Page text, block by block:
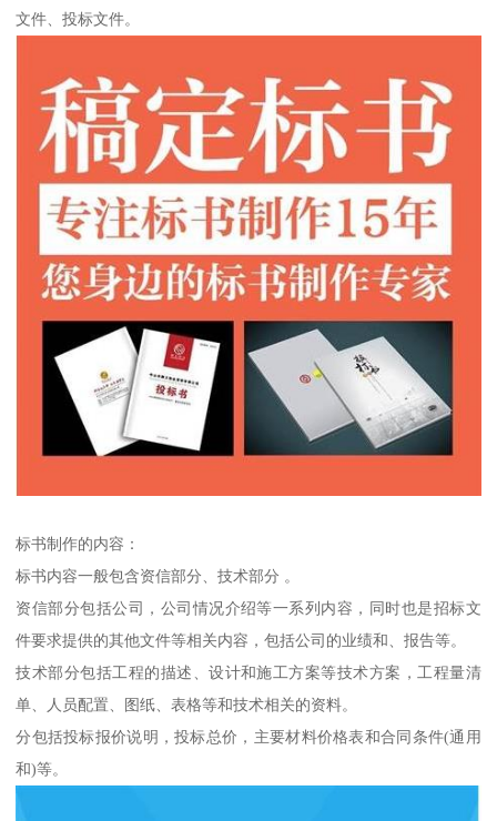
文件、投标文件。
标书制作的内容：
标书内容一般包含资信部分、技术部分 。
资信部分包括公司，公司情况介绍等一系列内容，同时也是招标文
件要求提供的其他文件等相关内容，包括公司的业绩和、报告等。
技术部分包括工程的描述、设计和施工方案等技术方案，工程量清
单、人员配置、图纸、表格等和技术相关的资料。
分包括投标报价说明，投标总价，主要材料价格表和合同条件(通用
和)等。